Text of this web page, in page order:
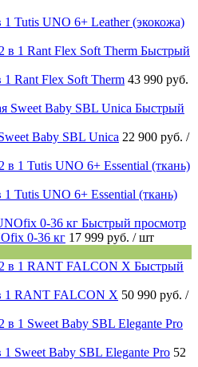
1 Tutis UNO 6+ Leather (экокожа)
Быстрый
1 Rant Flex Soft Therm 43 990 руб.
Быстрый
Baby SBL Unica 22 900 руб. /
1 Tutis UNO 6+ Essential (ткань)
Быстрый просмотр
0-36 кг 17 999 руб. / шт
Быстрый
1 RANT FALCON X 50 990 руб. /
1 Sweet Baby SBL Elegante Pro 52